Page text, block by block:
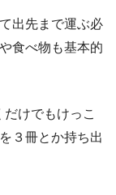
出先まで運ぶ必
食べ物も基本的
けでもけっこ
３冊とか持ち出